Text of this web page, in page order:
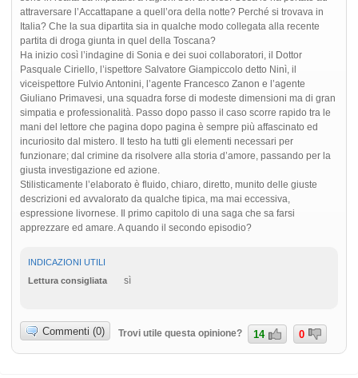
attraversare l’Accattapane a quell’ora della notte? Perché si trovava in
Italia? Che la sua dipartita sia in qualche modo collegata alla recente
partita di droga giunta in quel della Toscana?
Ha inizio così l’indagine di Sonia e dei suoi collaboratori, il Dottor
Pasquale Ciriello, l’ispettore Salvatore Giampiccolo detto Ninì, il
viceispettore Fulvio Antonini, l’agente Francesco Zanon e l’agente
Giuliano Primavesi, una squadra forse di modeste dimensioni ma di gran
simpatia e professionalità. Passo dopo passo il caso scorre rapido tra le
mani del lettore che pagina dopo pagina è sempre più affascinato ed
incuriosito dal mistero. Il testo ha tutti gli elementi necessari per
funzionare; dal crimine da risolvere alla storia d’amore, passando per la
giusta investigazione ed azione.
Stilisticamente l’elaborato è fluido, chiaro, diretto, munito delle giuste
descrizioni ed avvalorato da qualche tipica, ma mai eccessiva,
espressione livornese. Il primo capitolo di una saga che sa farsi
apprezzare ed amare. A quando il secondo episodio?
INDICAZIONI UTILI
Lettura consigliata
sì
Commenti (0) Trovi utile questa opinione? 14 0